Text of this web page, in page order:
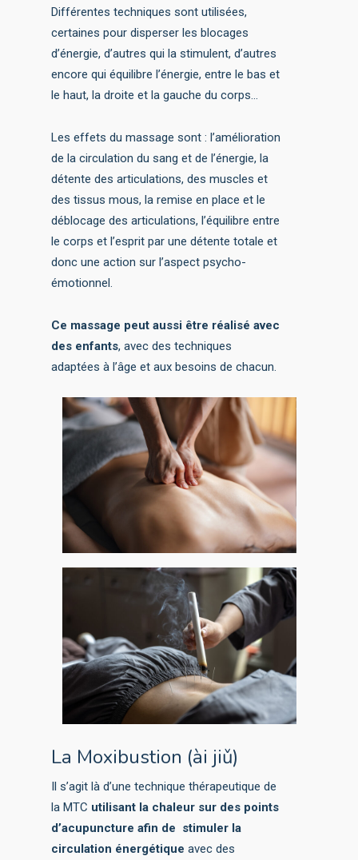
Différentes techniques sont utilisées,
certaines pour disperser les blocages
d’énergie, d’autres qui la stimulent, d’autres
encore qui équilibre l’énergie, entre le bas et
le haut, la droite et la gauche du corps…
Les effets du massage sont : l’amélioration
de la circulation du sang et de l’énergie, la
détente des articulations, des muscles et
des tissus mous, la remise en place et le
déblocage des articulations, l’équilibre entre
le corps et l’esprit par une détente totale et
donc une action sur l’aspect psycho-
émotionnel.
Ce massage peut aussi être réalisé avec
des enfants, avec des techniques
adaptées à l’âge et aux besoins de chacun.
La Moxibustion (ài jiǔ)
Il s’agit là d’une technique thérapeutique de
la MTC utilisant la chaleur sur des points
d’acupuncture afin de stimuler la
circulation énergétique avec des